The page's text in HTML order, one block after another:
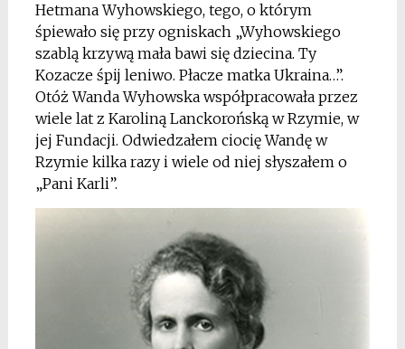
Hetmana Wyhowskiego, tego, o którym
śpiewało się przy ogniskach „Wyhowskiego
szablą krzywą mała bawi się dziecina. Ty
Kozacze śpij leniwo. Płacze matka Ukraina…”.
Otóż Wanda Wyhowska współpracowała przez
wiele lat z Karoliną Lanckorońską w Rzymie, w
jej Fundacji. Odwiedzałem ciocię Wandę w
Rzymie kilka razy i wiele od niej słyszałem o
„Pani Karli”.